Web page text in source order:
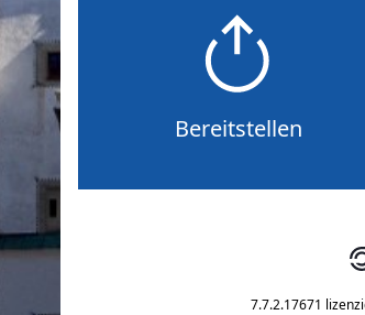
Bereitstellen
7.7.2.17671